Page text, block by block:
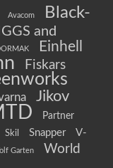
Avacom
Black-
and
Einhell
Fiskars
Jikov
Partner
Skil Snapper
V-
Garten World